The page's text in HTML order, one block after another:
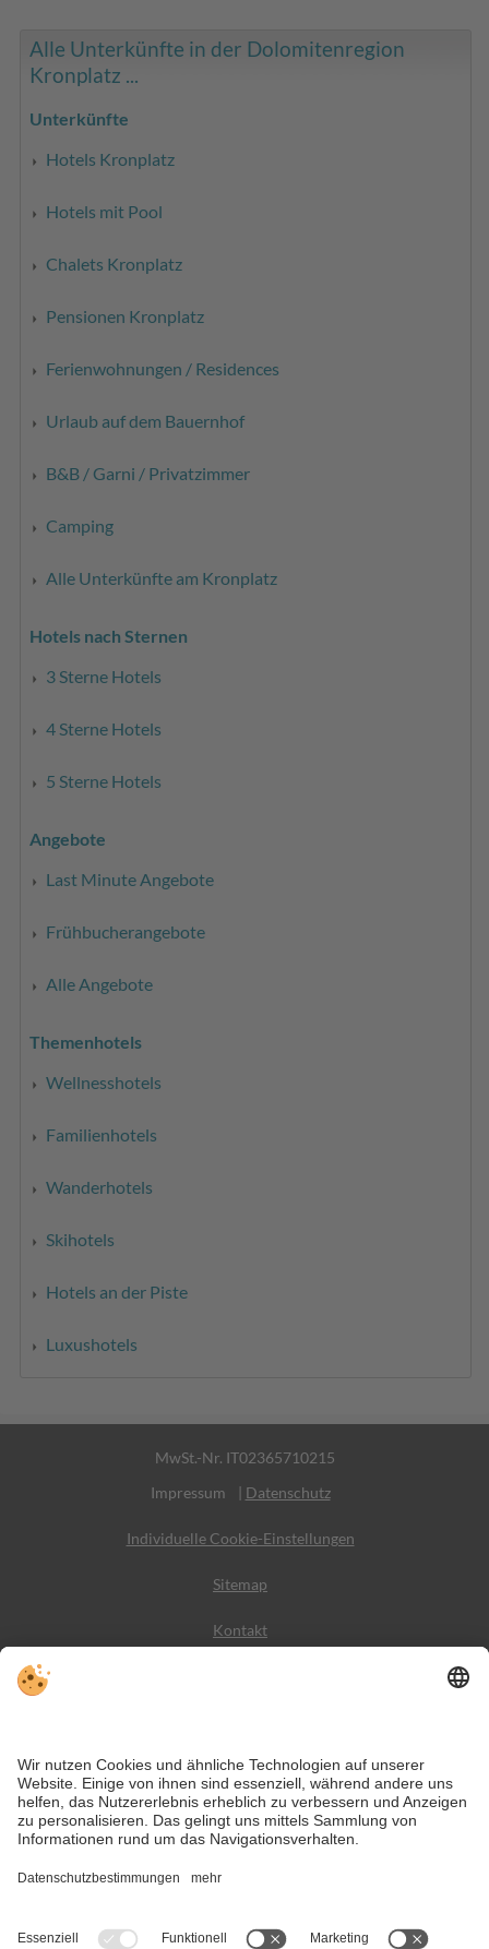
Alle Unterkünfte in der Dolomitenregion
Kronplatz ...
Unterkünfte
Hotels Kronplatz
Hotels mit Pool
Chalets Kronplatz
Pensionen Kronplatz
Ferienwohnungen / Residences
Urlaub auf dem Bauernhof
B&B / Garni / Privatzimmer
Camping
Alle Unterkünfte am Kronplatz
Hotels nach Sternen
3 Sterne Hotels
4 Sterne Hotels
5 Sterne Hotels
Angebote
Last Minute Angebote
Frühbucherangebote
Alle Angebote
Themenhotels
Wellnesshotels
Familienhotels
Wanderhotels
Skihotels
Hotels an der Piste
Luxushotels
MwSt.-Nr. IT02365710215
Impressum
| Datenschutz
Individuelle Cookie-Einstellungen
Sitemap
Kontakt
VIVODolomiti ist das Reiseportal für unvergesslichen
Bergurlaub – mit Unterkünften und Angeboten in den
Dolomiten, im UNESCO Weltnaturerbe.
Trotz genauer Arbeit und ständigem Aktualisieren der Inhalte, können Fehler